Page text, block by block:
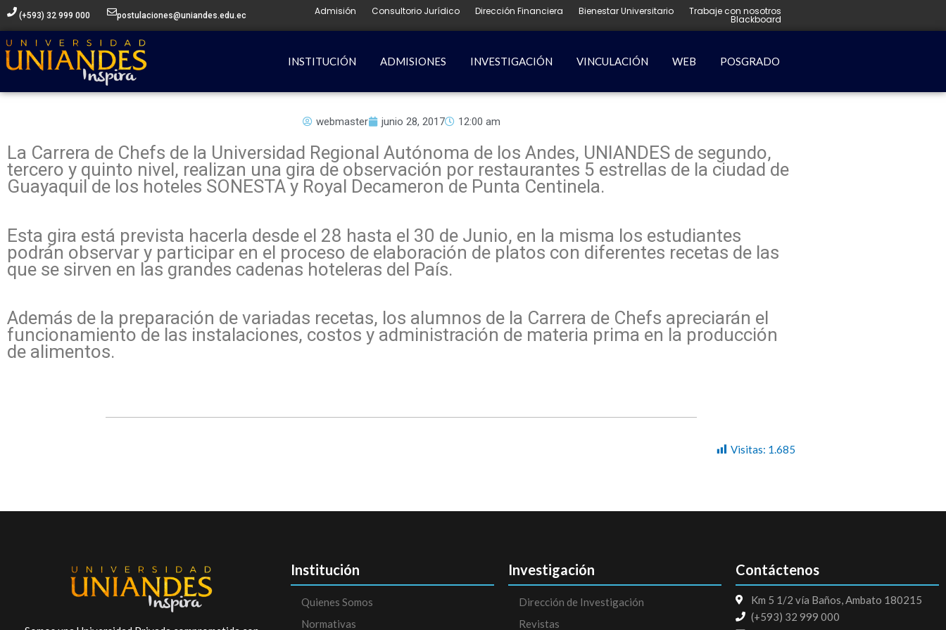
contenido
(+593) 32 999 000 postulaciones@uniandes.edu.ec Admisión Consultorio Jurídico Dirección Financiera Bienestar Universitario Trabaje con nosotros
Blackboard
INSTITUCIÓN ADMISIONES INVESTIGACIÓN VINCULACIÓN WEB POSGRADO
webmaster junio 28, 2017 12:00 am
La Carrera de Chefs de la Universidad Regional Autónoma de los Andes, UNIANDES de segundo,
tercero y quinto nivel, realizan una gira de observación por restaurantes 5 estrellas de la ciudad de
Guayaquil de los hoteles SONESTA y Royal Decameron de Punta Centinela.
Esta gira está prevista hacerla desde el 28 hasta el 30 de Junio, en la misma los estudiantes
podrán observar y participar en el proceso de elaboración de platos con diferentes recetas de las
que se sirven en las grandes cadenas hoteleras del País.
Además de la preparación de variadas recetas, los alumnos de la Carrera de Chefs apreciarán el
funcionamiento de las instalaciones, costos y administración de materia prima en la producción
de alimentos.
Visitas: 1.685
Institución
Quienes Somos
Normativas
Investigación
Dirección de Investigación
Revistas
Contáctenos
Km 5 1/2 vía Baños, Ambato 180215
(+593) 32 999 000